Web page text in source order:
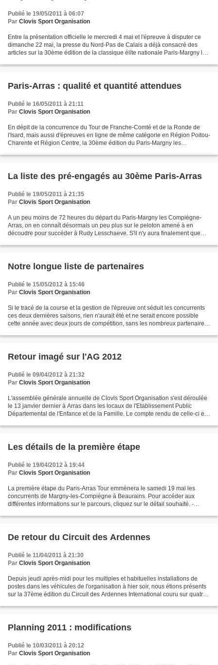
Publié le 19/05/2011 à 06:07
Par Clovis Sport Organisation
Entre la présentation officielle le mercredi 4 mai et l'épreuve à disputer ce
dimanche 22 mai, la presse du Nord-Pas de Calais a déjà consacré des
articles sur la 30ème édition de la classique élite nationale Paris-Margny les
Paris-Arras : qualité et quantité attendues
Publié le 16/05/2011 à 21:11
Par Clovis Sport Organisation
En dépit de la concurrence du Tour de Franche-Comté et de la Ronde de
l'Isard, mais aussi d'épreuves en ligne de même catégorie en Région Poitou-
Charente et Région Centre, la 30ème édition du Paris-Margny les
La liste des pré-engagés au 30ème Paris-Arras
Publié le 19/05/2011 à 21:35
Par Clovis Sport Organisation
A un peu moins de 72 heures du départ du Paris-Margny les Compiègne-
Arras, on en connaît désormais un peu plus sur le peloton amené à en
découdre pour succéder à Rudy Lesschaeve. S'il n'y aura finalement que
Notre longue liste de partenaires
Publié le 15/05/2012 à 15:46
Par Clovis Sport Organisation
Si le tracé de la course et la gestion de l'épreuve ont séduit les concurrents
ces deux dernières saisons, rien n'aurait été et ne serait encore possible
cette année avec deux jours de compétition, sans les nombreux partenaires
Retour imagé sur l'AG 2012
Publié le 09/04/2012 à 21:32
Par Clovis Sport Organisation
L'assemblée générale annuelle de Clovis Sport Organisation s'est déroulée
le 13 janvier dernier à Arras dans les locaux de l'Etablissement Public
Départemental de l'Enfance et de la Famille. Le compte rendu de celle-ci est
Les détails de la première étape
Publié le 19/04/2012 à 19:44
Par Clovis Sport Organisation
La première étape du Paris-Arras Tour emmènera le samedi 19 mai les
concurrents de Margny-les-Compiègne à Beaurains. Pour accéder aux
différentes informations sur le parcours, cliquez sur le détail souhaité. -
De retour du Circuit des Ardennes
Publié le 11/04/2011 à 21:30
Par Clovis Sport Organisation
Depuis jeudi après-midi pour les multiples et habituelles installations de
postes dans les véhicules de l'organisation à hier soir, nous étions présents
sur la 37ème édition du Circuit des Ardennes International couru sur quatre
Planning 2011 : modifications
Publié le 10/03/2011 à 20:12
Par Clovis Sport Organisation